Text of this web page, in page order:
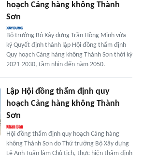
hoạch Cảng hàng không Thành
Sơn
Bộ trưởng Bộ Xây dựng Trần Hồng Minh vừa
ký Quyết định thành lập Hội đồng thẩm định
Quy hoạch Cảng hàng không Thành Sơn thời kỳ
2021-2030, tầm nhìn đến năm 2050.
Lập Hội đồng thẩm định quy
hoạch Cảng hàng không Thành
Sơn
Hội đồng thẩm định quy hoạch Cảng hàng
không Thành Sơn do Thứ trưởng Bộ Xây dựng
Lê Anh Tuấn làm Chủ tịch, thực hiện thẩm định